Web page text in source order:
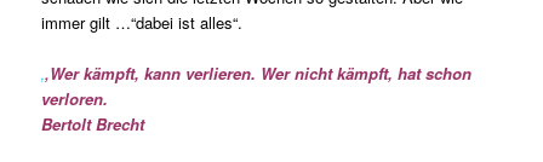
immer gilt …“dabei ist alles“.
‚‚Wer kämpft, kann verlieren. Wer nicht kämpft, hat schon
verloren.
Bertolt Brecht